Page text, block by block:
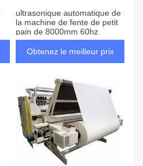
ultrasonique automatique de
la machine de fente de petit
pain de 8000mm 60hz
Obtenez le meilleur prix